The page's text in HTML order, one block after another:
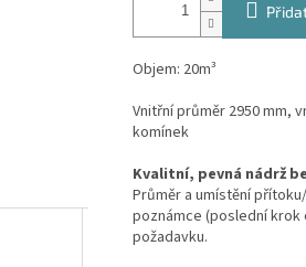
Objem: 20m³
Vnitřní průměr 2950 mm,
komínek
Kvalitní, pevná nádrž
Průměr a umístění
poznámce (poslední krok
požadavku.